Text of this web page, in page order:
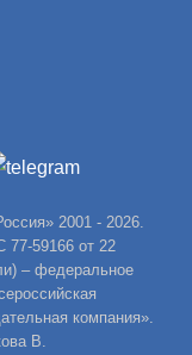
2001 - 2026.
59166 от 22
– федеральное
компания».
В.